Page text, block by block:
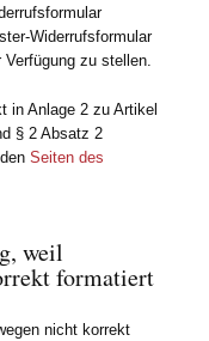
Widerrufsformular
zu stellen.
in Anlage 2 zu Artikel
§ 2 Absatz 2
denSeiten des
weil
formatiert
nicht korrekt